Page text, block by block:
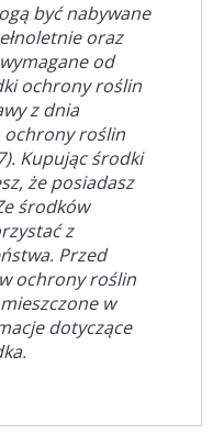
być nabywane
oraz
od
ochrony roślin
z dnia
ochrony roślin
Kupując środki
że posiadasz
środków
z
Przed
ochrony roślin
w
dotyczące